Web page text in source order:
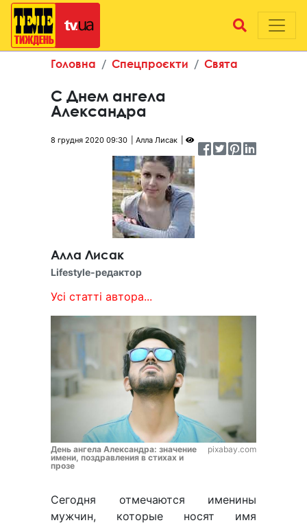
Головна Спецпроєкти Свята
С Днем ангела
Александра
8 грудня 2020 09:30 Алла Лисак
Алла Лисак
Lifestyle-редактор
Усі статті автора...
День ангела Александра: значение
имени, поздравления в стихах и
прозе
pixabay.com
Сегодня отмечаются именины
мужчин, которые носят имя